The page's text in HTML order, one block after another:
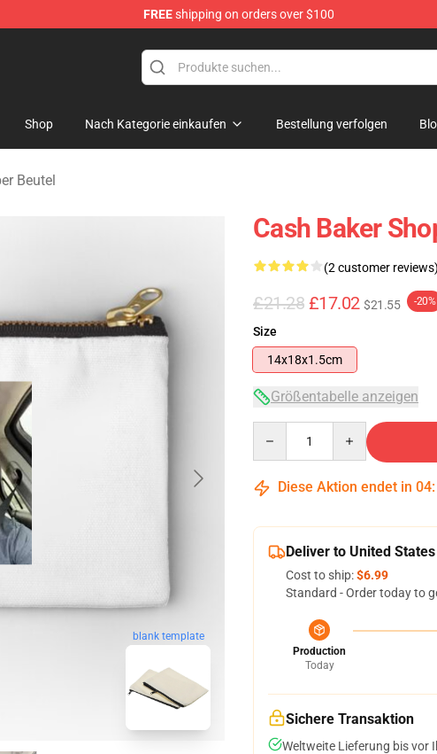
FREEshipping on orders over $100
Shop Nach Kategorie einkaufen Bestellung verfolgen
Beutel
blank template
Cash Baker
(2 customer reviews)
£21.28 £17.02 $21.55 -20%
Size
14x18x1.5cm
Größentabelle anzeigen
Diese Aktion endet in 04:
Deliver to United States
Cost to ship:$6.99
Standard - Order today to
Production
Today
Sichere Transaktion
Weltweite Lieferung bis vor